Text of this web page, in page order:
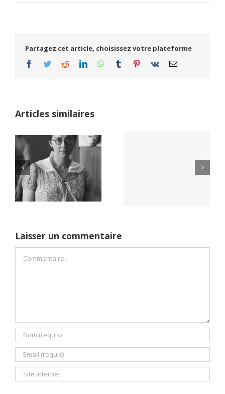
Partagez cet article, choisissez votre plateforme
Facebook
TwitterRedditLinkedInWhatsApp
Tumblr Pinterest
Vk Email
Articles similaires
Netflix Field of
Dreams (1989)
Yaïr Golan : une
Laisser un commentaire